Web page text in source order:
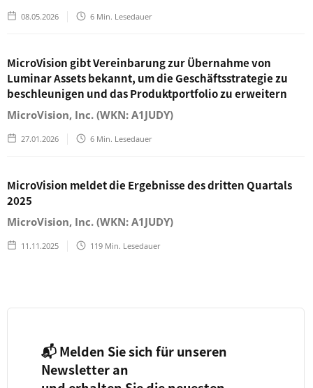
08.05.2026 6 Min. Lesedauer
MicroVision gibt Vereinbarung zur Übernahme von
Luminar Assets bekannt, um die Geschäftsstrategie zu
beschleunigen und das Produktportfolio zu erweitern
MicroVision, Inc. (WKN: A1JUDY)
27.01.2026 6 Min. Lesedauer
MicroVision meldet die Ergebnisse des dritten Quartals
2025
MicroVision, Inc. (WKN: A1JUDY)
11.11.2025 119 Min. Lesedauer
📬 Melden Sie sich für unseren
Newsletter an